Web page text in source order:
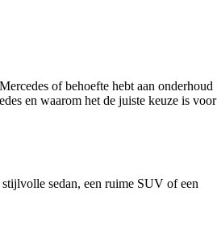
of behoefte hebt aan onderhoud
en waarom het de juiste keuze is voor
sedan, een ruime SUV of een